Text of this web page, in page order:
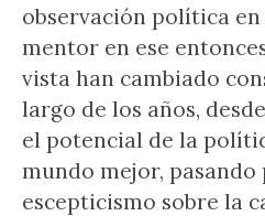
observación política
mentor en ese
vista han cambiado
largo de los años,
el potencial de la
mundo mejor,
escepticismo sobre la